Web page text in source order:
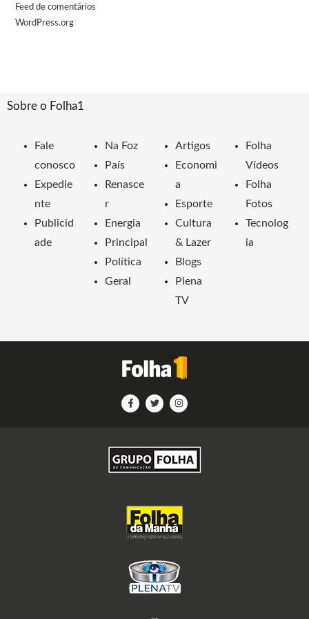
Feed de comentários
WordPress.org
Sobre o Folha1
Fale
conosco
Expedie
nte
Publicid
ade
Na Foz
País
Renasce
r
Energia
Principal
Política
Geral
Artigos
Economi
a
Esporte
Cultura
& Lazer
Blogs
Plena
TV
Folha
Vídeos
Folha
Fotos
Tecnolog
ia